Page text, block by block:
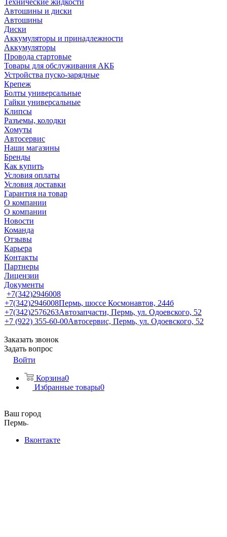
Технические жидкости
Автошины и диски
Автошины
Диски
Аккумуляторы и принадлежности
Аккумуляторы
Провода стартовые
Товары для обслуживания АКБ
Устройства пуско-зарядные
Крепеж
Болты универсальные
Гайки универсальные
Клипсы
Разъемы, колодки
Хомуты
Автосервис
Наши магазины
Бренды
Как купить
Условия оплаты
Условия доставки
Гарантия на товар
О компании
О компании
Новости
Команда
Отзывы
Карьера
Контакты
Партнеры
Лицензии
Документы
+7(342)2946008
+7(342)2946008Пермь, шоссе Космонавтов, 244б
+7(342)2576263Автозапчасти, Пермь, ул. Одоевского, 52
+7 (922) 355-60-00Автосервис, Пермь, ул. Одоевского, 52
Заказать звонок
Задать вопрос
Войти
Корзина0
Избранные товары0
Ваш город
Пермь
Вконтакте